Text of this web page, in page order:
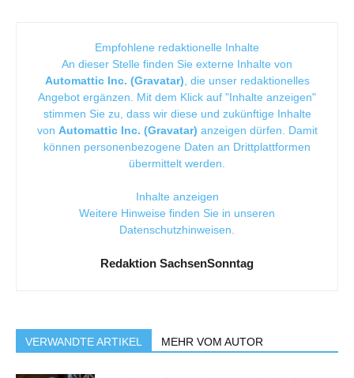
Empfohlene redaktionelle Inhalte
An dieser Stelle finden Sie externe Inhalte von
Automattic Inc. (Gravatar), die unser redaktionelles
Angebot ergänzen. Mit dem Klick auf "Inhalte anzeigen"
stimmen Sie zu, dass wir diese und zukünftige Inhalte
von Automattic Inc. (Gravatar) anzeigen dürfen. Damit
können personenbezogene Daten an Drittplattformen
übermittelt werden.
Inhalte anzeigen
Weitere Hinweise finden Sie in unseren
Datenschutzhinweisen.
Redaktion SachsenSonntag
VERWANDTE ARTIKEL MEHR VOM AUTOR